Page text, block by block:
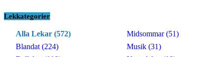
Lekkategorier
Alla Lekar (572)
Blandat (224)
Midsommar (51)
Musik (31)